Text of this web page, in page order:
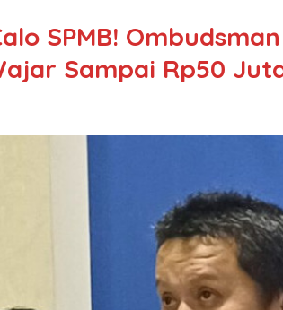
SPMB!
Sampai Rp50